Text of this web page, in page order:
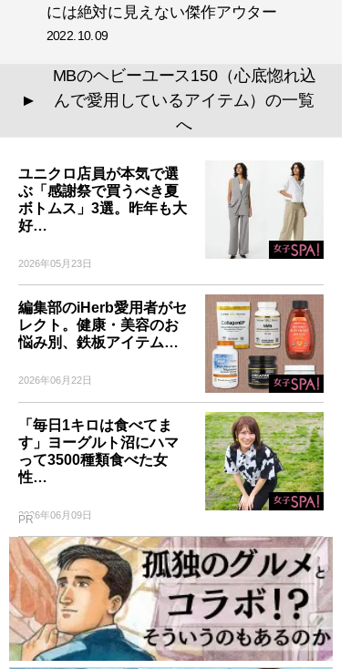
には絶対に見えない傑作アウター
2022.10.09
▲
MBのヘビーユース150（心底惚れ込
んで愛用しているアイテム）の一覧
へ
ユニクロ店員が本気で選
ぶ「感謝祭で買うべき夏
ボトムス」3選。昨年も大
好…
2026年05月23日
編集部のiHerb愛用者がセ
レクト。健康・美容のお
悩み別、鉄板アイテム…
2026年06月22日
「毎日1キロは食べてま
す」ヨーグルト沼にハマ
って3500種類食べた女
性…
2026年06月09日
PR